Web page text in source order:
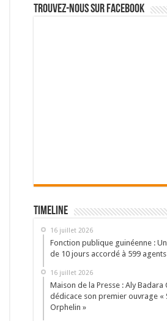
Trouvez-nous sur Facebook
Timeline
16 juillet 2026
Fonction publique guinéenne :
de 10 jours accordé à 599
16 juillet 2026
Maison de la Presse : Aly Badara
dédicace son premier ouvrage «
Orphelin »